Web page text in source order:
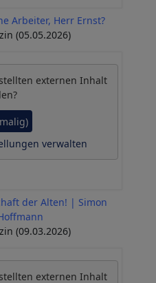
Arbeiter, Herr Ernst?
(05.05.2026)
externen Inhalt
verwalten
der Alten! | Simon
(09.03.2026)
externen Inhalt